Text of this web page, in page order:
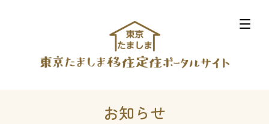
お知らせ